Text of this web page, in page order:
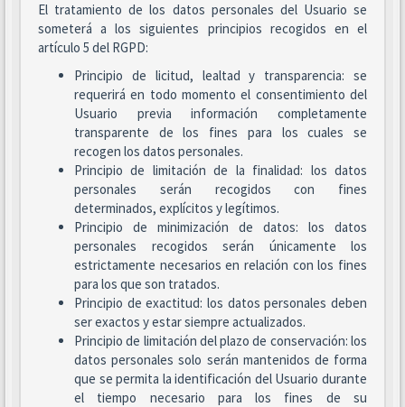
El tratamiento de los datos personales del Usuario se
someterá a los siguientes principios recogidos en el
artículo 5 del RGPD:
Principio de licitud, lealtad y transparencia: se
requerirá en todo momento el consentimiento del
Usuario previa información completamente
transparente de los fines para los cuales se
recogen los datos personales.
Principio de limitación de la finalidad: los datos
personales serán recogidos con fines
determinados, explícitos y legítimos.
Principio de minimización de datos: los datos
personales recogidos serán únicamente los
estrictamente necesarios en relación con los fines
para los que son tratados.
Principio de exactitud: los datos personales deben
ser exactos y estar siempre actualizados.
Principio de limitación del plazo de conservación: los
datos personales solo serán mantenidos de forma
que se permita la identificación del Usuario durante
el tiempo necesario para los fines de su